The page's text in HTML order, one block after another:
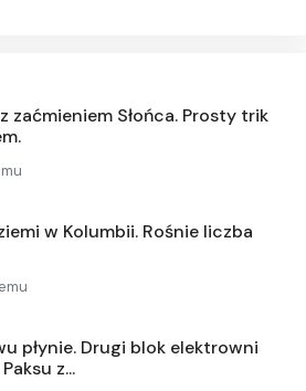
zaćmieniem Słońca. Prosty trik
w Kolumbii. Rośnie liczba
płynie. Drugi blok elektrowni
z...